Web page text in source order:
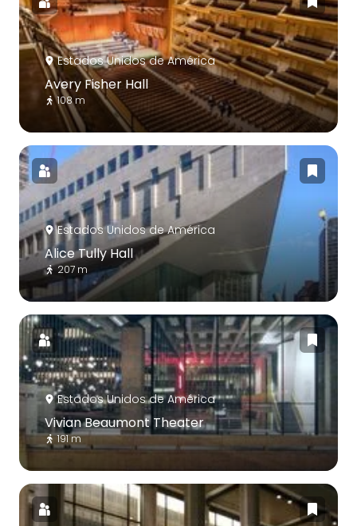
Estados Unidos de América
Avery Fisher Hall
108 m
Estados Unidos de América
Alice Tully Hall
207 m
Estados Unidos de América
Vivian Beaumont Theater
191 m